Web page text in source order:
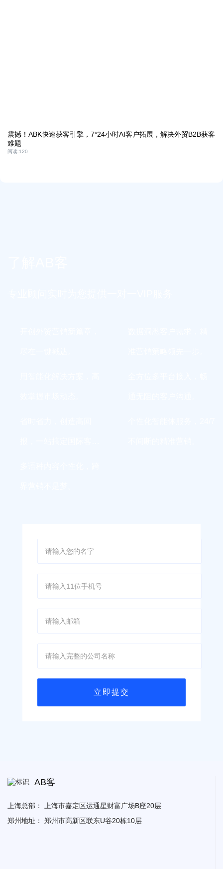
震撼！ABK快速获客引擎，7*24小时AI客户拓展，解决外贸B2B获客
难题
阅读:120
AB客
上海总部：
上海市嘉定区运通星财富广场B座20层
郑州地址：
郑州市高新区联东U谷20栋10层